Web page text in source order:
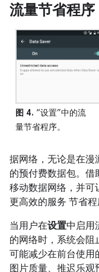
流量节省程序
图 4. “设置”中的流
量节省程序。
据网络，无论是在漫
的预付费数据包。借
移动数据网络，并可
更高效的服务 节省程
当用户在设置中启用
的网络时，系统会阻
可能减少在前台使用
图片质量、推迟乐观